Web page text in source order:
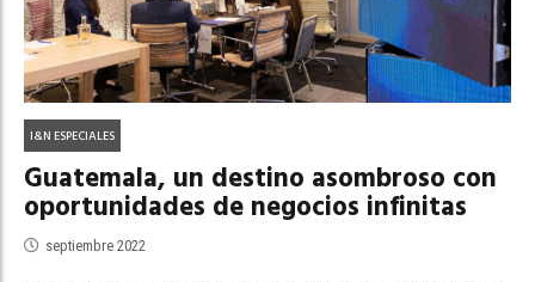
I&N ESPECIALES
Guatemala, un destino asombroso con
oportunidades de negocios infinitas
septiembre 2022